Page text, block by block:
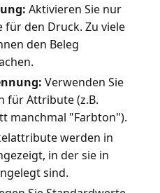
Aktivieren Sie nur
den Druck. Zu viele
den Beleg
Verwenden Sie
für Attribute (z.B.
manchmal "Farbton").
werden in
in der sie in
sind.